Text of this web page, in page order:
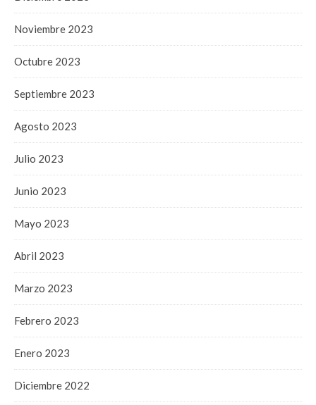
Noviembre 2023
Octubre 2023
Septiembre 2023
Agosto 2023
Julio 2023
Junio 2023
Mayo 2023
Abril 2023
Marzo 2023
Febrero 2023
Enero 2023
Diciembre 2022